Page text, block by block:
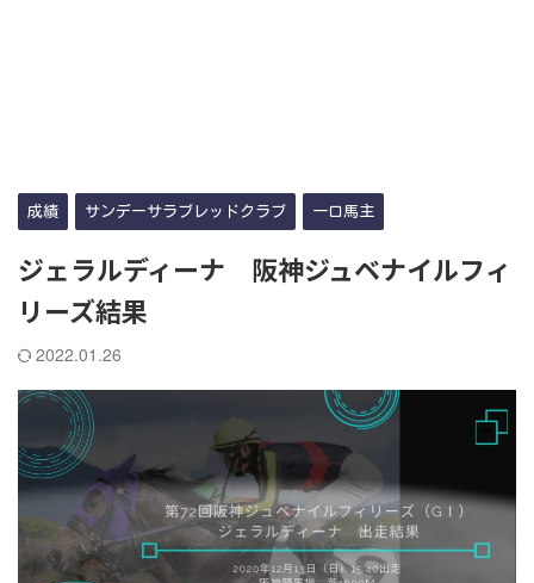
成績 サンデーサラブレッドクラブ 一口馬主
ジェラルディーナ 阪神ジュベナイルフィ
リーズ結果
2022.01.26